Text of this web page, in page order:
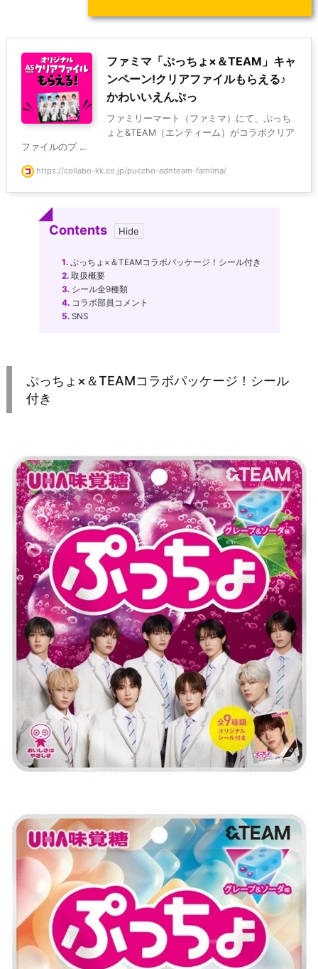
ファミマ「ぷっちょ×＆TEAM」キャ
ンペーン!クリアファイルもらえる♪
かわいいえんぷっ
ファミリーマート（ファミマ）にて、ぷっち
ょと&TEAM（エンティーム）がコラボクリア
ファイルのプ ...
https://collabo-kk.co.jp/puccho-adnteam-famima/
Contents
1.ぷっちょ×＆TEAMコラボパッケージ！シール付き
2.取扱概要
3.シール全9種類
4.コラボ部員コメント
5.SNS
ぷっちょ×＆TEAMコラボパッケージ！シール
付き